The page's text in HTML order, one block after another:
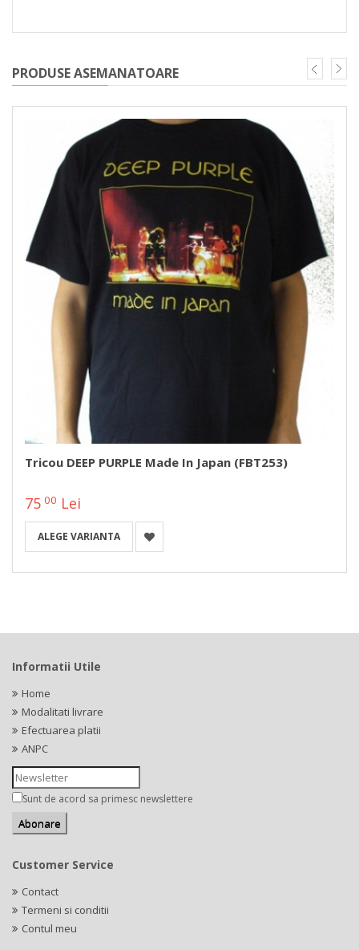
PRODUSE ASEMANATOARE
Tricou DEEP PURPLE Made In Japan (FBT253)
75 00 Lei
ALEGE VARIANTA
Informatii Utile
Home
Modalitati livrare
Efectuarea platii
ANPC
Sunt de acord sa primesc newslettere
Customer Service
Contact
Termeni si conditii
Contul meu